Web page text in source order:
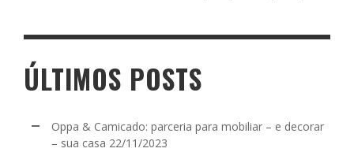
ÚLTIMOS POSTS
Oppa & Camicado: parceria para mobiliar – e decorar
– sua casa 22/11/2023